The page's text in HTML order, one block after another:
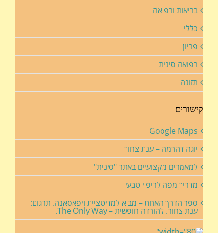
בריאות ורפואה
כללי
פריון
רפואה סינית
תזונה
קישורים
Google Maps
יוגה דהרמה – ענת צחור
למאמרים מקצועיים באתר "סינית"
מדריך מפה לריפוי טבעי
ספר הדרך האחת – מבוא למדיטציית ויפאסאנה. תרגום:
ענת צחור. להורדה חופשית – The Only Way.